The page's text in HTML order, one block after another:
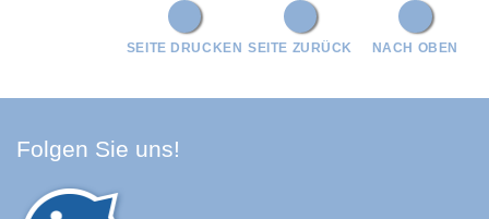
NACH OBEN
SEITE ZURÜCK
SEITE DRUCKEN
Folgen Sie uns!